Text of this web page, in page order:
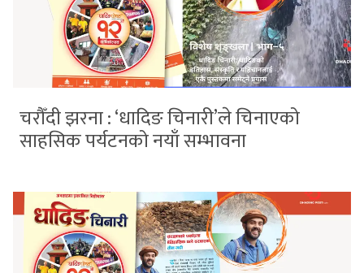
चरौँदी झरना : ‘धादिङ चिनारी’ले चिनाएको
साहसिक पर्यटनको नयाँ सम्भावना